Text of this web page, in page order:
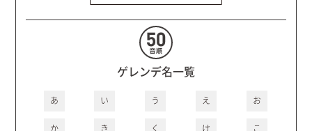
ゲレンデ名一覧
あ い う え お
か き く け こ